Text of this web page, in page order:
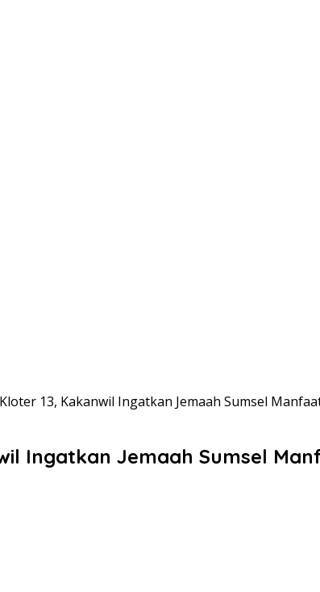
13, Kakanwil Ingatkan Jemaah Sumsel
Ingatkan Jemaah Sumsel